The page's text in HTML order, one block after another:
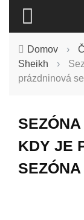
Domov ›
Sheikh
›
prázdninová
KDY JE